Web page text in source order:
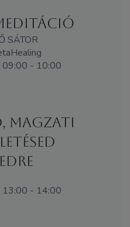
SÁTOR
- 10:00
magzati
- 14:00